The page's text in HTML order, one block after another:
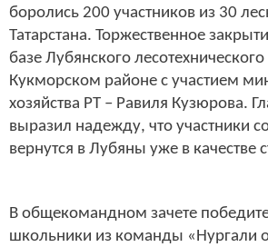
боролись 200 участников из 30
Татарстана. Торжественное
базе Лубянского
Кукморском районе с участием
хозяйства РТ – Равиля Кузюрова.
выразил надежду, что участники
вернутся в Лубяны уже в качестве
В общекомандном зачете
школьники из команды «Нургали